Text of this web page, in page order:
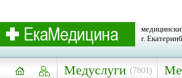
г.
Медуслуги (7801)